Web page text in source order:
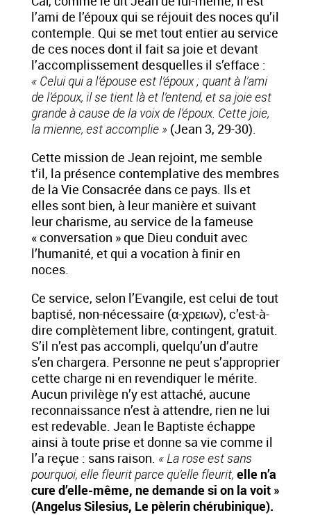
l’ami de l’époux qui se réjouit des noces qu’il
contemple. Qui se met tout entier au service
de ces noces dont il fait sa joie et devant
l’accomplissement desquelles il s’efface :
« Celui qui a l’épouse est l’époux ; quant à l’ami
de l’époux, il se tient là et l’entend, et sa joie est
grande à cause de la voix de l’époux. Cette joie,
la mienne, est accomplie » (Jean 3, 29-30).
Cette mission de Jean rejoint, me semble
t’il, la présence contemplative des membres
de la Vie Consacrée dans ce pays. Ils et
elles sont bien, à leur manière et suivant
leur charisme, au service de la fameuse
« conversation » que Dieu conduit avec
l’humanité, et qui a vocation à finir en
noces.
Ce service, selon l’Evangile, est celui de tout
baptisé, non-nécessaire (α-χρειων), c’est-à-
dire complètement libre, contingent, gratuit.
S’il n’est pas accompli, quelqu’un d’autre
s’en chargera. Personne ne peut s’approprier
cette charge ni en revendiquer le mérite.
Aucun privilège n’y est attaché, aucune
reconnaissance n’est à attendre, rien ne lui
est redevable. Jean le Baptiste échappe
ainsi à toute prise et donne sa vie comme il
l’a reçue : sans raison. « La rose est sans
pourquoi, elle fleurit parce qu’elle fleurit, elle n’a
cure d’elle-même, ne demande si on la voit »
(Angelus Silesius, Le pèlerin chérubinique).